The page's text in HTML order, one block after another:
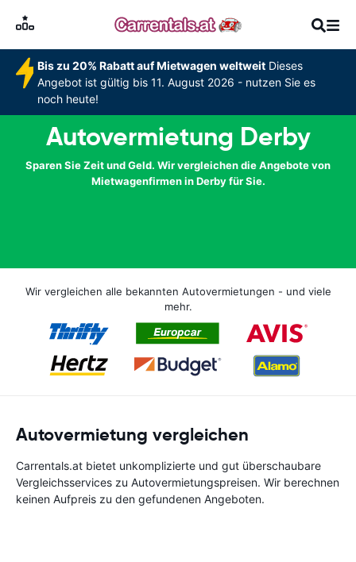
Bis zu 20% Rabatt auf Mietwagen weltweitDieses
Angebot ist gültig bis 11. August 2026 - nutzen Sie es
noch heute!
Autovermietung Derby
Sparen Sie Zeit und Geld. Wir vergleichen die Angebote von
Mietwagenfirmen in Derby für Sie.
Wir vergleichen alle bekannten Autovermietungen - und viele
mehr.
Autovermietung vergleichen
Carrentals.at bietet unkomplizierte und gut überschaubare
Vergleichsservices zu Autovermietungspreisen. Wir berechnen
keinen Aufpreis zu den gefundenen Angeboten.